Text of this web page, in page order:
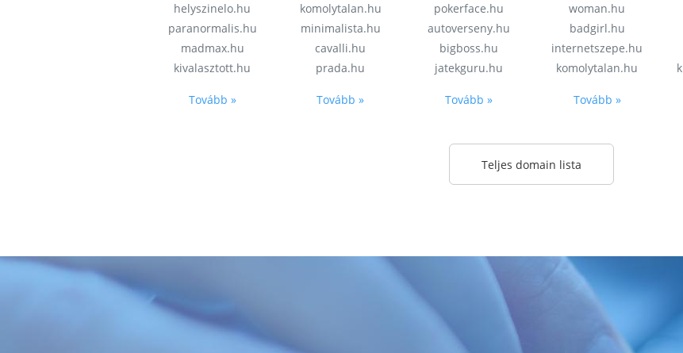
helyszinelo.hu
paranormalis.hu
madmax.hu
kivalasztott.hu
Tovább »
komolytalan.hu
minimalista.hu
cavalli.hu
prada.hu
Tovább »
pokerface.hu
autoverseny.hu
bigboss.hu
jatekguru.hu
Tovább »
woman.hu
badgirl.hu
internetszepe.hu
komolytalan.hu
Tovább »
Teljes domain lista